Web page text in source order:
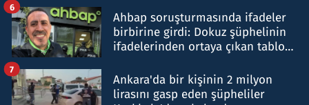
Ahbap soruşturmasında ifadeler
birbirine girdi: Dokuz şüphelinin
ifadelerinden ortaya çıkan tablo
6
Ankara'da bir kişinin 2 milyon
lirasını gasp eden şüpheliler
7